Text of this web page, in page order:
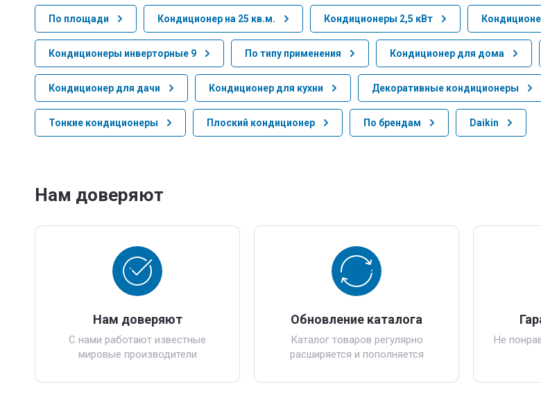
По площади Кондиционер на 25 кв.м. Кондиционеры 2,5 кВт
Кондиционеры инверторные 9 По типу применения Кондиционер для дома
Кондиционер для дачи Кондиционер для кухни Декоративные кондиционеры
Тонкие кондиционеры Плоский кондиционер По брендам Daikin
Нам доверяют
Нам доверяют
С нами работают известные
мировые производители
Обновление каталога
Каталог товаров регулярно
расширяется и пополняется
Не